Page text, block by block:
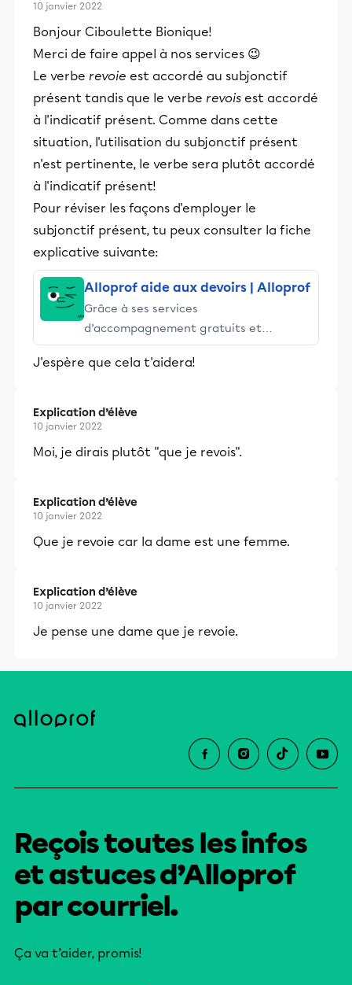
10 janvier 2022
Bonjour Ciboulette Bionique!
Merci de faire appel à nos services 😉
Le verbe revoie est accordé au subjonctif
présent tandis que le verbe revois est accordé
à l'indicatif présent. Comme dans cette
situation, l'utilisation du subjonctif présent
n'est pertinente, le verbe sera plutôt accordé
à l'indicatif présent!
Pour réviser les façons d'employer le
subjonctif présent, tu peux consulter la fiche
explicative suivante:
Alloprof aide aux devoirs | Alloprof
Grâce à ses services
d’accompagnement gratuits et
stimulants, Alloprof engage les élèves
et leurs parents dans la réussite
J'espère que cela t'aidera!
Explication d’élève
10 janvier 2022
Moi, je dirais plutôt "que je revois".
Explication d’élève
10 janvier 2022
Que je revoie car la dame est une femme.
Explication d’élève
10 janvier 2022
Je pense une dame que je revoie.
Reçois toutes les infos
et astuces d’Alloprof
par courriel.
Ça va t’aider, promis!